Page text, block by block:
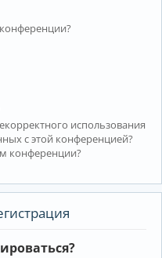
использования
с этой конференцией?
конференции?